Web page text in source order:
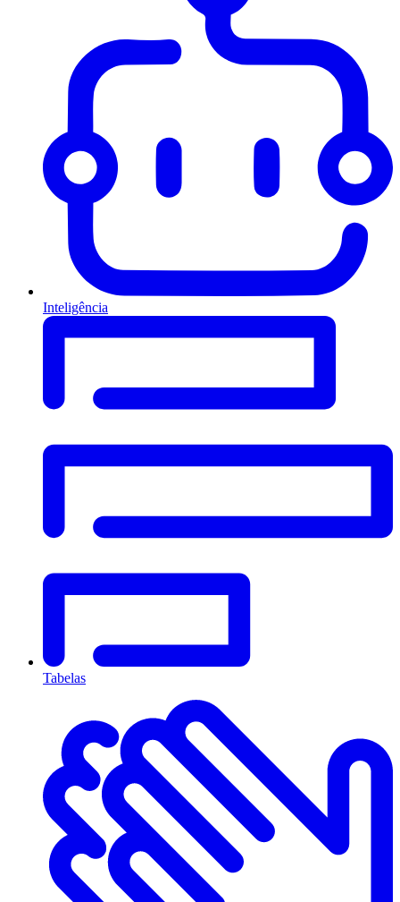
Inteligência
Tabelas